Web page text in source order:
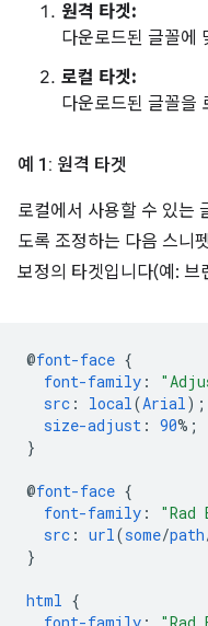
원격 타겟:
다운로드된 글꼴에
로컬 타겟:
다운로드된 글꼴을
예 1: 원격 타겟
로컬에서 사용할 수 있는
도록 조정하는 다음 스니
보정의 타겟입니다(예: 브
@font-face {
font-family :
src : local(Arial);
size-adjust : 90%;
}
@font-face {
font-family : "Rad
src : url(some/path
}
html {